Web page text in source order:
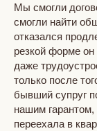
Мы смогли
смогли найти
отказался
резкой форме он
даже
только после
бывший супруг
нашим
переехала в